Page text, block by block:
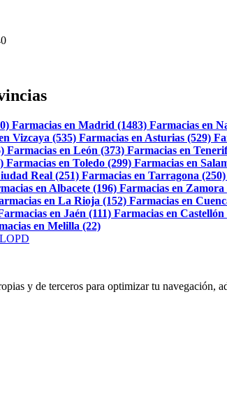
Farmacias en Madrid (1483) Farmacias en
Vizcaya (535) Farmacias en Asturias (529)
Farmacias en León (373) Farmacias en
Farmacias en Toledo (299) Farmacias en
Real (251) Farmacias en Tarragona (250)
en Albacete (196) Farmacias en Zamora
en La Rioja (152) Farmacias en
en Jaén (111) Farmacias en Castellón
en Melilla (22)
y de terceros para optimizar tu navegación,